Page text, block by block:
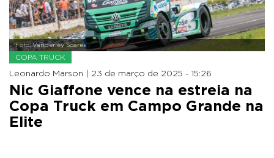
Foto: Vanderley Soares
COPA TRUCK
Leonardo Marson | 23 de março de 2025 - 15:26
Nic Giaffone vence na estreia na
Copa Truck em Campo Grande na
Elite